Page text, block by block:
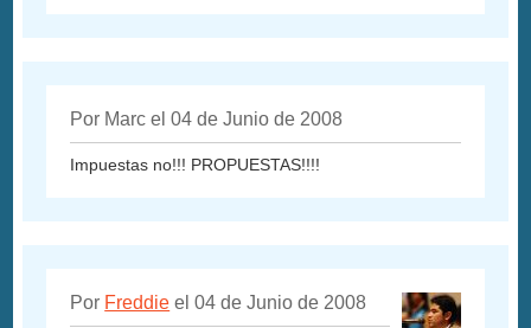
Por Marc el 04 de Junio de 2008
Impuestas no!!! PROPUESTAS!!!!
Por Freddie el 04 de Junio de 2008